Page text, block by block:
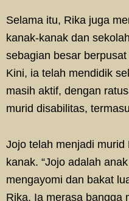
Selama itu, Rika juga
kanak-kanak dan
sebagian besar
Kini, ia telah mendidik
masih aktif, dengan
murid disabilitas,
Jojo telah menjadi
kanak. “Jojo adalah
mengayomi dan bakat
Rika. Ia merasa bangga